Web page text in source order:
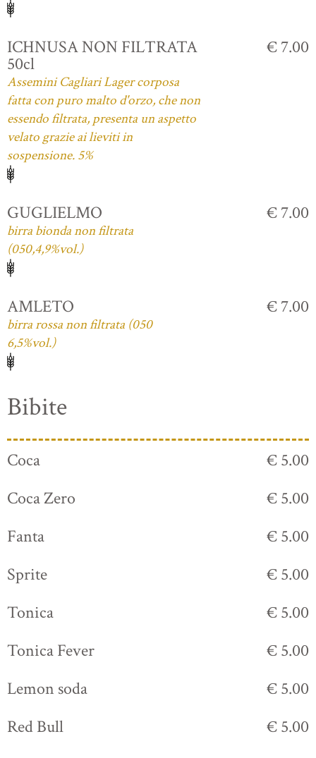
ICHNUSA NON FILTRATA
50cl
Assemini Cagliari Lager corposa
fatta con puro malto d'orzo, che non
essendo filtrata, presenta un aspetto
velato grazie ai lieviti in
sospensione. 5%
€ 7.00
GUGLIELMO
birra bionda non filtrata
(050,4,9%vol.)
€ 7.00
AMLETO
birra rossa non filtrata (050
6,5%vol.)
€ 7.00
Bibite
Coca
€ 5.00
Coca Zero
€ 5.00
Fanta
€ 5.00
Sprite
€ 5.00
Tonica
€ 5.00
Tonica Fever
€ 5.00
Lemon soda
€ 5.00
Red Bull
€ 5.00